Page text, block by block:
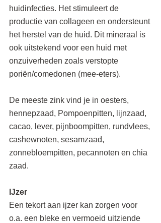
huidinfecties. Het stimuleert de
productie van collageen en ondersteunt
het herstel van de huid. Dit mineraal is
ook uitstekend voor een huid met
onzuiverheden zoals verstopte
poriën/comedonen (mee-eters).
De meeste zink vind je in oesters,
hennepzaad, Pompoenpitten, lijnzaad,
cacao, lever, pijnboompitten, rundvlees,
cashewnoten, sesamzaad,
zonnebloempitten, pecannoten en chia
zaad.
IJzer
Een tekort aan ijzer kan zorgen voor
o.a. een bleke en vermoeid uitziende